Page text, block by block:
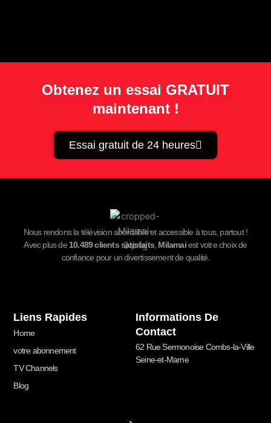
Obtenez un essai GRATUIT
maintenant !
Essai gratuit de 24 heures
Nous rendons la télévision abordable et accessible à tous, partout !
Avec plus de10.489clients satisfaits Milamaiest votre choix de
confiance pour un divertissement de qualité.
Liens Rapides
Home
votre abonnement
TV Channels
Blog
Informations De
Contact
62 Rue Sermonoise Combs-la-Ville
Seine-et-Marne